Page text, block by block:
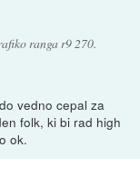
ranga r9 270.
vedno cepal za
folk, ki bi rad high
ok.